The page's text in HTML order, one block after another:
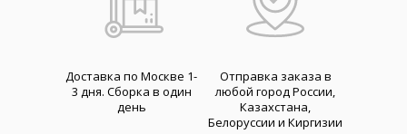
Доставка по Москве 1-
3 дня. Cборка в один
день
Отправка заказа в
любой город России,
Казахстана,
Белоруссии и Киргизии